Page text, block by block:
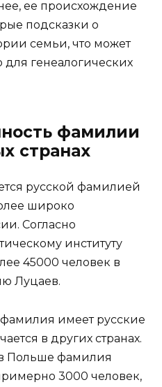
ее происхождение
подсказки о
семьи, что может
для генеалогических
фамилии
странах
русской фамилией
широко
Согласно
институту
45000 человек в
Луцаев.
фамилия имеет русские
в других странах.
Польше фамилия
3000 человек,